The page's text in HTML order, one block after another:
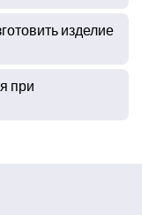
изделие
при